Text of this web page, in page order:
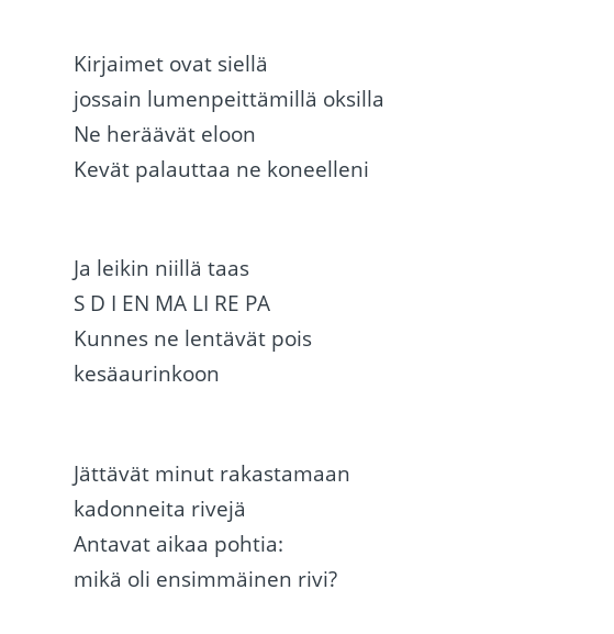
Kirjaimet ovat siellä
jossain lumenpeittämillä oksilla
Ne heräävät eloon
Kevät palauttaa ne koneelleni
Ja leikin niillä taas
S D I EN MA LI RE PA
Kunnes ne lentävät pois
kesäaurinkoon
Jättävät minut rakastamaan
kadonneita rivejä
Antavat aikaa pohtia:
mikä oli ensimmäinen rivi?